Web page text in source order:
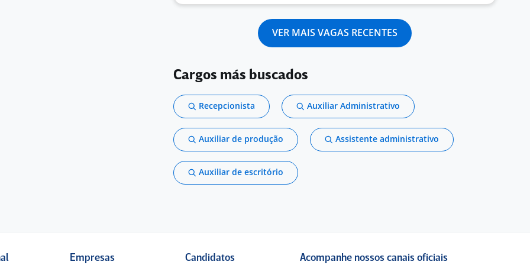
VER MAIS VAGAS RECENTES
Cargos más buscados
Recepcionista Auxiliar Administrativo
Auxiliar de produção Assistente administrativo
Auxiliar de escritório
Empresas Candidatos Acompanhe nossos canais oficiais